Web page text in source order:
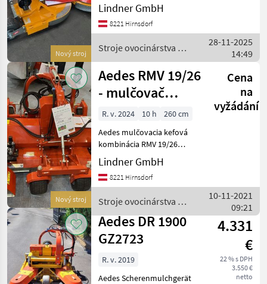
Fischer
Perfect
Braun
Humus
Zobrazit
všech 8
MARKETPLACE
Marketplace
Nabídky
prodejců
Nový stroj
Arbeitsbreite 1, 90 bis 3,
20m Stroje ovocinárstva
Traktorovo tažné drviče na
ovocie
Lindner GmbH
8221 Hirnsdorf
Stroje ovocinárstva /
Aedes
28-11-2025
14:49
Nový stroj
Aedes RMV 19/26
- mulčovač
Interdeck s
kefou
Cena
na
vyžádání
R. v. 2024 10 h
260 cm
Aedes mulčovacia kefová
kombinácia RMV 19/26
trojbodová: kat. 1, systém
Viroc s odľahčovacími
pružinami, gumené kolesá
potreba oleja: 75 litrov
Lindner GmbH
8221 Hirnsdorf
Stroje ovocinárstva /
Aedes
10-11-2021
09:21
Aedes DR 1900
GZ2723
4.331
€
22 % s DPH
3.550 €
netto
R. v. 2019
Aedes Scherenmulchgerät